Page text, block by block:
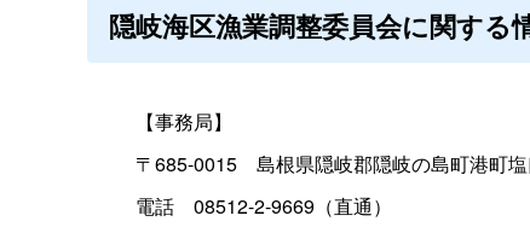
隠岐海区漁業調整委員会に関する
【事務局】
〒685-0015 島根県隠岐郡隠岐の島町港町
電話 08512-2-9669（直通）